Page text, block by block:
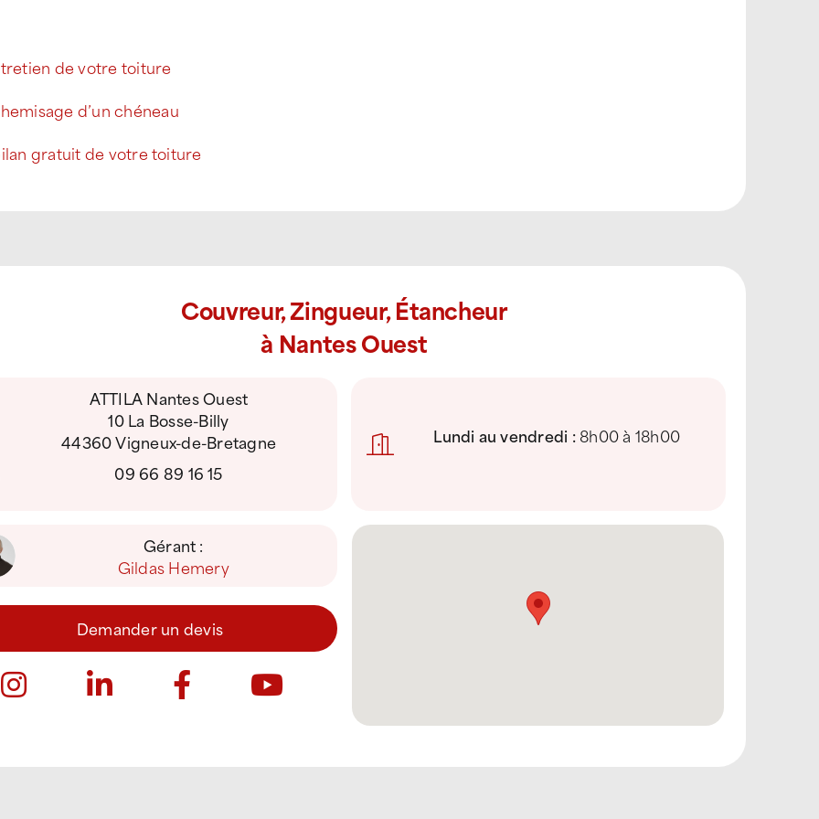
de votre toiture
d’un chéneau
gratuit de votre toiture
Couvreur, Zingueur, Étancheur
à Nantes Ouest
ATTILA Nantes Ouest
10 La Bosse-Billy
44360 Vigneux-de-Bretagne
09 66 89 16 15
Lundi au vendredi :8h00 à 18h00
Gérant :
Gildas Hemery
Demander un devis